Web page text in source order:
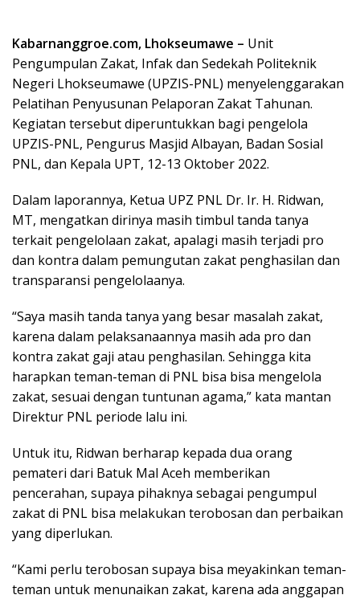
Kabarnanggroe.com, Lhokseumawe – Unit
Pengumpulan Zakat, Infak dan Sedekah Politeknik
Negeri Lhokseumawe (UPZIS-PNL) menyelenggarakan
Pelatihan Penyusunan Pelaporan Zakat Tahunan.
Kegiatan tersebut diperuntukkan bagi pengelola
UPZIS-PNL, Pengurus Masjid Albayan, Badan Sosial
PNL, dan Kepala UPT, 12-13 Oktober 2022.
Dalam laporannya, Ketua UPZ PNL Dr. Ir. H. Ridwan,
MT, mengatkan dirinya masih timbul tanda tanya
terkait pengelolaan zakat, apalagi masih terjadi pro
dan kontra dalam pemungutan zakat penghasilan dan
transparansi pengelolaanya.
“Saya masih tanda tanya yang besar masalah zakat,
karena dalam pelaksanaannya masih ada pro dan
kontra zakat gaji atau penghasilan. Sehingga kita
harapkan teman-teman di PNL bisa bisa mengelola
zakat, sesuai dengan tuntunan agama,” kata mantan
Direktur PNL periode lalu ini.
Untuk itu, Ridwan berharap kepada dua orang
pemateri dari Batuk Mal Aceh memberikan
pencerahan, supaya pihaknya sebagai pengumpul
zakat di PNL bisa melakukan terobosan dan perbaikan
yang diperlukan.
“Kami perlu terobosan supaya bisa meyakinkan teman-
teman untuk menunaikan zakat, karena ada anggapan